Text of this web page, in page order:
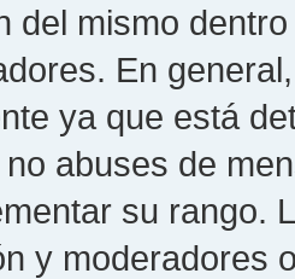
del mismo
En
ya que está
abuses de
su rango.
y moderadores